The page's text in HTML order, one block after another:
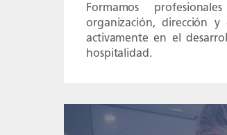
Formamos
organización, dirección y
activamente en el
hospitalidad.